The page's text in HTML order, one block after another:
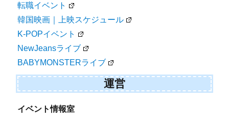
転職イベント
韓国映画｜上映スケジュール
K-POPイベント
NewJeansライブ
BABYMONSTERライブ
運営
イベント情報室